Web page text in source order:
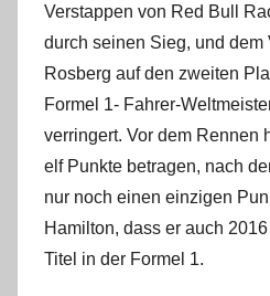
Verstappen von Red Bull
durch seinen Sieg, und dem
Rosberg auf den zweiten
Formel 1- Fahrer-
verringert. Vor dem Rennen
elf Punkte betragen, nach
nur noch einen einzigen
Hamilton, dass er auch
Titel in der Formel 1.